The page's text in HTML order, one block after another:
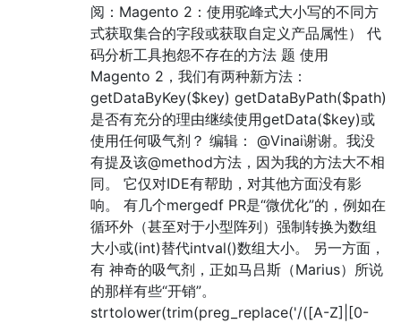
阅：Magento 2：使用驼峰式大小写的不同方
式获取集合的字段或获取自定义产品属性） 代
码分析工具抱怨不存在的方法 题 使用
Magento 2，我们有两种新方法：
getDataByKey($key) getDataByPath($path)
是否有充分的理由继续使用getData($key)或
使用任何吸气剂？ 编辑： @Vinai谢谢。我没
有提及该@method方法，因为我的方法大不相
同。 它仅对IDE有帮助，对其他方面没有影
响。 有几个mergedf PR是“微优化”的，例如在
循环外（甚至对于小型阵列）强制转换为数组
大小或(int)替代intval()数组大小。 另一方面，
有 神奇的吸气剂，正如马吕斯（Marius）所说
的那样有些“开销”。
strtolower(trim(preg_replace('/([A-Z]|[0-